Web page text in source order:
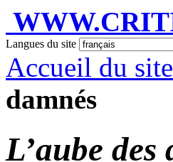
Langues du site
Accueil du site
damnés
L’aube des